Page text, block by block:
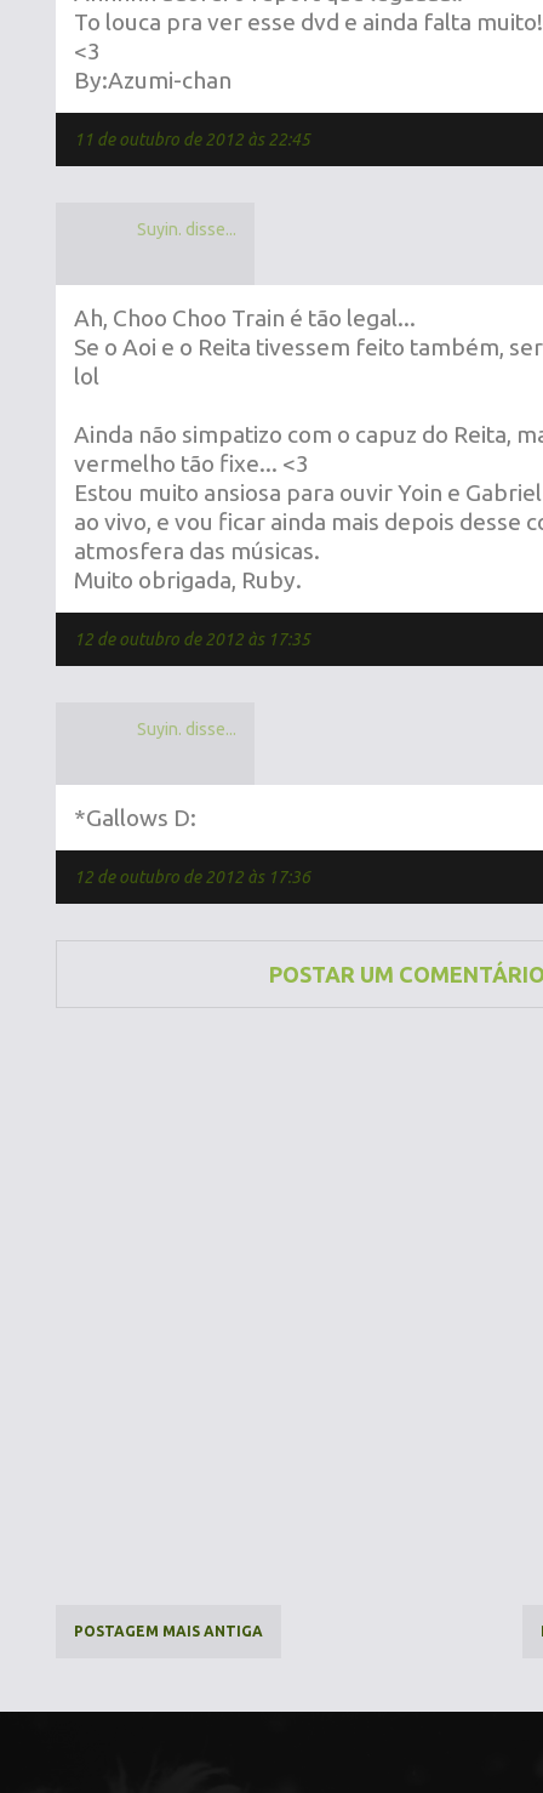
To louca pra ver esse dvd e ainda falta
<3
By:Azumi-chan
11 de outubro de 2012 às 22:45
Suyin. disse...
Ah, Choo Choo Train é tão legal...
Se o Aoi e o Reita tivessem feito também,
lol
Ainda não simpatizo com o capuz do Reita,
vermelho tão fixe... <3
Estou muito ansiosa para ouvir Yoin e
ao vivo, e vou ficar ainda mais depois desse
atmosfera das músicas.
Muito obrigada, Ruby.
12 de outubro de 2012 às 17:35
Suyin. disse...
*Gallows D:
12 de outubro de 2012 às 17:36
POSTAR UM
POSTAGEM MAIS ANTIGA